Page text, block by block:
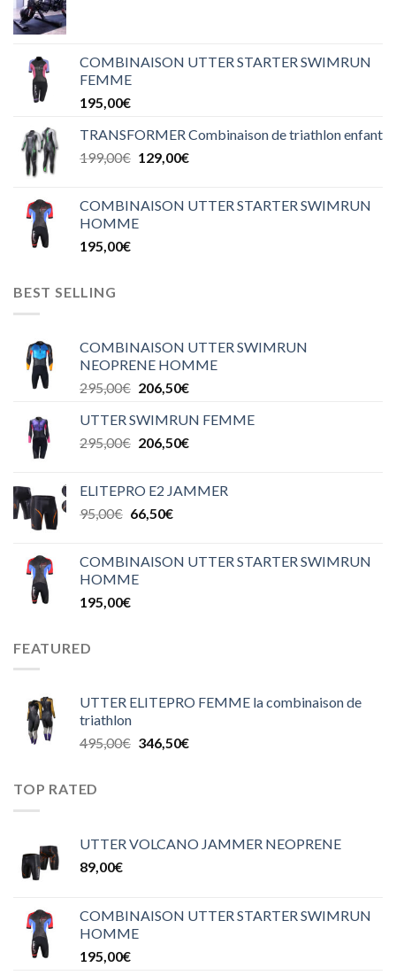
COMBINAISON UTTER STARTER SWIMRUN
FEMME
195,00€
TRANSFORMER Combinaison de triathlon enfant
199,00€ 129,00€
COMBINAISON UTTER STARTER SWIMRUN
HOMME
195,00€
BEST SELLING
COMBINAISON UTTER SWIMRUN
NEOPRENE HOMME
295,00€ 206,50€
UTTER SWIMRUN FEMME
295,00€ 206,50€
ELITEPRO E2 JAMMER
95,00€ 66,50€
COMBINAISON UTTER STARTER SWIMRUN
HOMME
195,00€
FEATURED
UTTER ELITEPRO FEMME la combinaison de
triathlon
495,00€ 346,50€
TOP RATED
UTTER VOLCANO JAMMER NEOPRENE
89,00€
COMBINAISON UTTER STARTER SWIMRUN
HOMME
195,00€